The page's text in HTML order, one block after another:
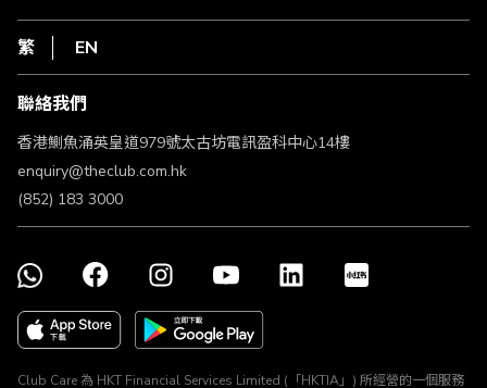
HKT
私隱聲明
使用條款
條款及細則
不歧視及不騷擾聲明
認可牌照及通告
繁 EN
聯絡我們
香港鰂魚涌英皇道979號太古坊電訊盈科中心14樓
enquiry@theclub.com.hk
(852) 183 3000
Club Care 為 HKT Financial Services Limited (「HKTIA」) 所經營的一個服務